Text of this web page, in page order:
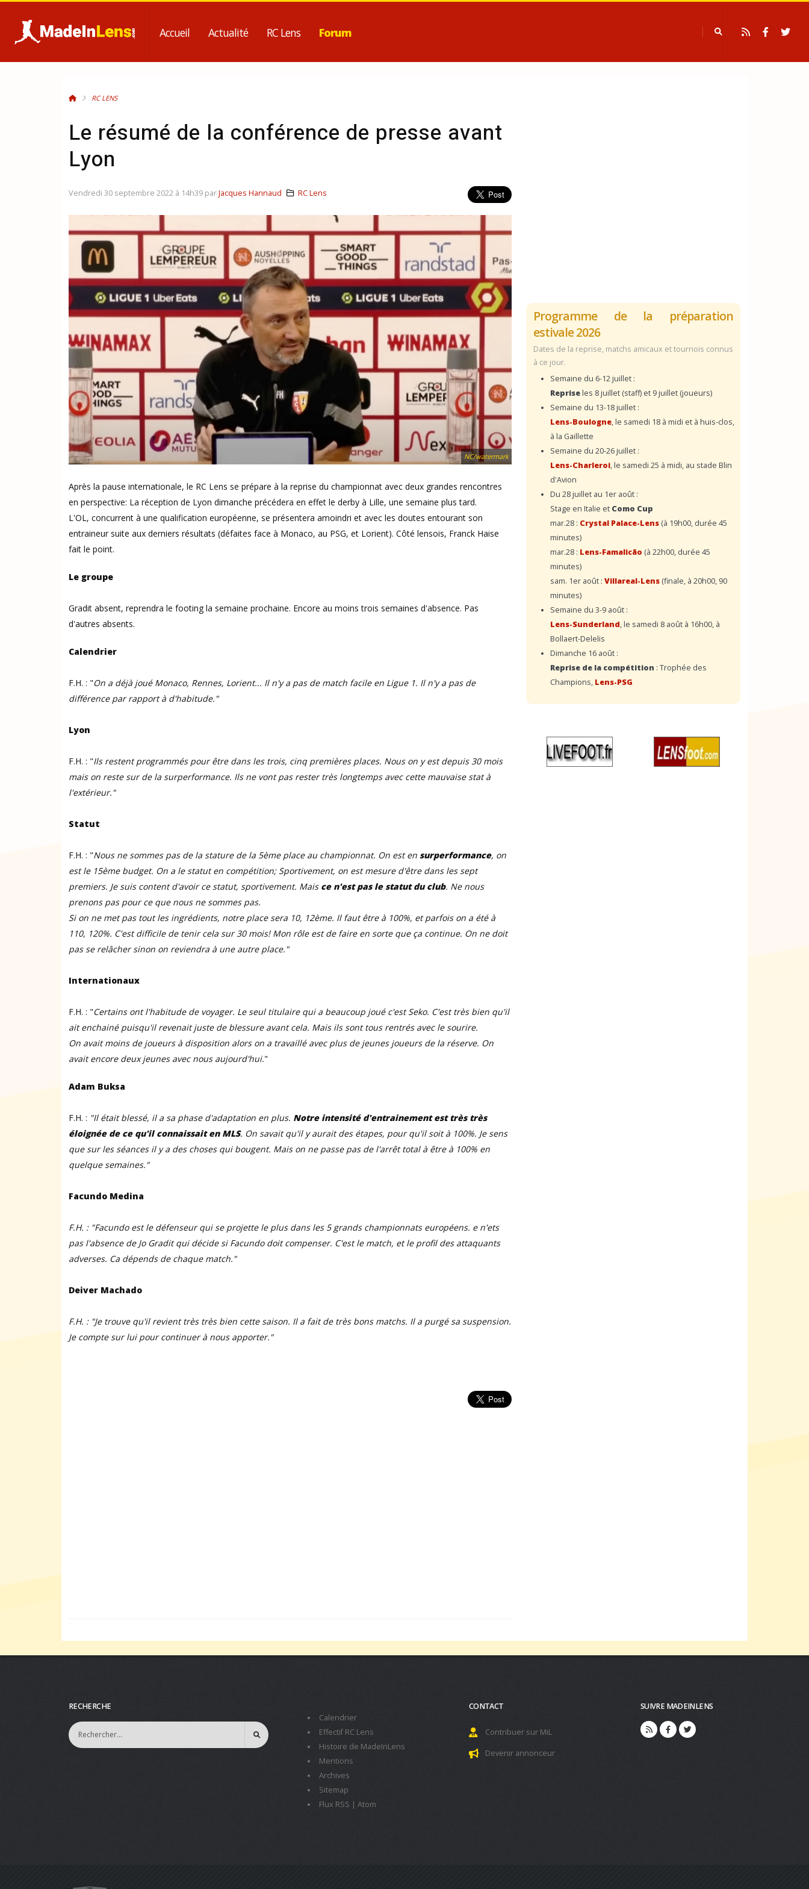
Accueil Actualité RC Lens Forum
RC LENS
Le résumé de la conférence de presse avant
Lyon
NC/watermark
Après la pause internationale, le RC Lens se prépare à la reprise du championnat avec deux grandes rencontres
en perspective: La réception de Lyon dimanche précédera en effet le derby à Lille, une semaine plus tard.
L'OL, concurrent à une qualification européenne, se présentera amoindri et avec les doutes entourant son
entraineur suite aux derniers résultats (défaites face à Monaco, au PSG, et Lorient). Côté lensois, Franck Haise
fait le point.
Le groupe
Gradit absent, reprendra le footing la semaine prochaine. Encore au moins trois semaines d'absence. Pas
d'autres absents.
Calendrier
F.H. : "On a déjà joué Monaco, Rennes, Lorient... Il n'y a pas de match facile en Ligue 1. Il n'y a pas de
différence par rapport à d'habitude."
Lyon
F.H. : "Ils restent programmés pour être dans les trois, cinq premières places. Nous on y est depuis 30 mois
mais on reste sur de la surperformance. Ils ne vont pas rester très longtemps avec cette mauvaise stat à
l'extérieur."
Statut
F.H. : "Nous ne sommes pas de la stature de la 5ème place au championnat. On est en surperformance, on
est le 15ème budget. On a le statut en compétition; Sportivement, on est mesure d'être dans les sept
premiers. Je suis content d'avoir ce statut, sportivement. Mais ce n'est pas le statut du club. Ne nous
prenons pas pour ce que nous ne sommes pas.
Si on ne met pas tout les ingrédients, notre place sera 10, 12ème. Il faut être à 100%, et parfois on a été à
110, 120%. C'est difficile de tenir cela sur 30 mois! Mon rôle est de faire en sorte que ça continue. On ne doit
pas se relâcher sinon on reviendra à une autre place."
Internationaux
F.H. : "Certains ont l'habitude de voyager. Le seul titulaire qui a beaucoup joué c'est Seko. C'est très bien qu'il
ait enchainé puisqu'il revenait juste de blessure avant cela. Mais ils sont tous rentrés avec le sourire.
On avait moins de joueurs à disposition alors on a travaillé avec plus de jeunes joueurs de la réserve. On
avait encore deux jeunes avec nous aujourd'hui."
Adam Buksa
F.H. : "Il était blessé, il a sa phase d'adaptation en plus. Notre intensité d'entrainement est très très
éloignée de ce qu'il connaissait en MLS. On savait qu'il y aurait des étapes, pour qu'il soit à 100%. Je sens
que sur les séances il y a des choses qui bougent. Mais on ne passe pas de l'arrêt total à être à 100% en
quelque semaines."
Facundo Medina
F.H. : "Facundo est le défenseur qui se projette le plus dans les 5 grands championnats européens. e n'ets
pas l'absence de Jo Gradit qui décide si Facundo doit compenser. C'est le match, et le profil des attaquants
adverses. Ca dépends de chaque match."
Deiver Machado
F.H. : "Je trouve qu'il revient très très bien cette saison. Il a fait de très bons matchs. Il a purgé sa suspension.
Je compte sur lui pour continuer à nous apporter."
Vendredi 30 septembre 2022 à 14h39 parJacques Hannaud RC Lens
Programme de la préparation
estivale 2026
Dates de la reprise, matchs amicaux et tournois connus
à ce jour.
Semaine du 6-12 juillet :
Repriseles 8 juillet (staff) et 9 juillet (joueurs)
Semaine du 13-18 juillet :
Lens-Boulogne, le samedi 18 à midi et à huis-clos,
à la Gaillette
Semaine du 20-26 juillet :
Lens-Charleroi, le samedi 25 à midi, au stade Blin
d'Avion
Du 28 juillet au 1er août :
Stage en Italie et Como Cup
mar.28 : Crystal Palace-Lens (à 19h00, durée 45
minutes)
mar.28 : Lens-Famalicão (à 22h00, durée 45
minutes)
sam. 1er août : Villareal-Lens (finale, à 20h00, 90
minutes)
Semaine du 3-9 août :
Lens-Sunderland, le samedi 8 août à 16h00, à
Bollaert-Delelis
Dimanche 16 août :
Reprise de la compétition : Trophée des
Champions, Lens-PSG
RECHERCHE
Calendrier
Effectif RC Lens
Histoire de MadeInLens
Mentions
Archives
Sitemap
Flux RSS | Atom
CONTACT
Contribuer sur MiL
Devenir annonceur
SUIVRE MADEINLENS